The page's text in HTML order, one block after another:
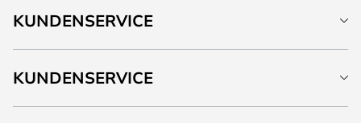
KUNDENSERVICE
KUNDENSERVICE